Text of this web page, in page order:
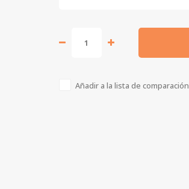
Añadir a la lista de comparación